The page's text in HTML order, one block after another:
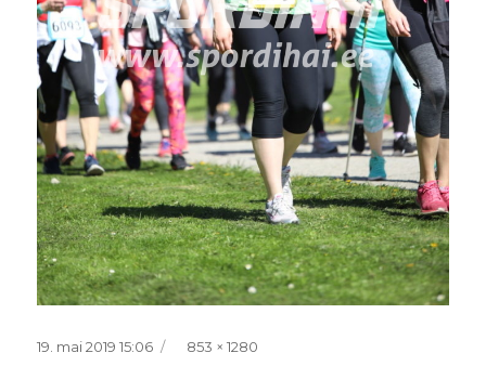
Postitatud
19. mai 2019 15:06 Täissuurus
853 × 1280